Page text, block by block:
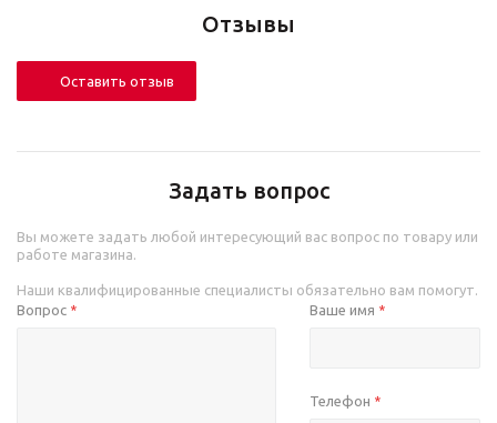
Отзывы
Оставить отзыв
Задать вопрос
Вы можете задать любой интересующий вас вопрос по товару или
работе магазина.
Наши квалифицированные специалисты обязательно вам помогут.
Вопрос * Ваше имя *
Телефон *